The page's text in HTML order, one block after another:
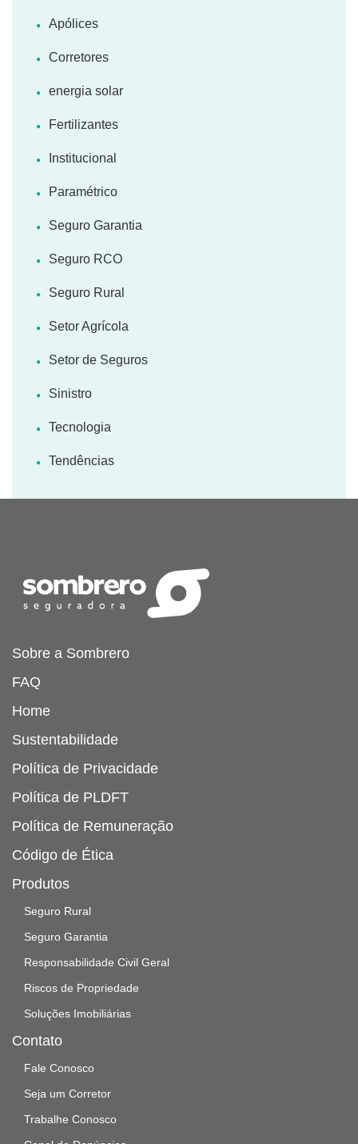
Apólices
Corretores
energia solar
Fertilizantes
Institucional
Paramétrico
Seguro Garantia
Seguro RCO
Seguro Rural
Setor Agrícola
Setor de Seguros
Sinistro
Tecnologia
Tendências
Sobre a Sombrero
FAQ
Home
Sustentabilidade
Política de Privacidade
Política de PLDFT
Política de Remuneração
Código de Ética
Produtos
Seguro Rural
Seguro Garantia
Responsabilidade Civil Geral
Riscos de Propriedade
Soluções Imobiliárias
Contato
Fale Conosco
Seja um Corretor
Trabalhe Conosco